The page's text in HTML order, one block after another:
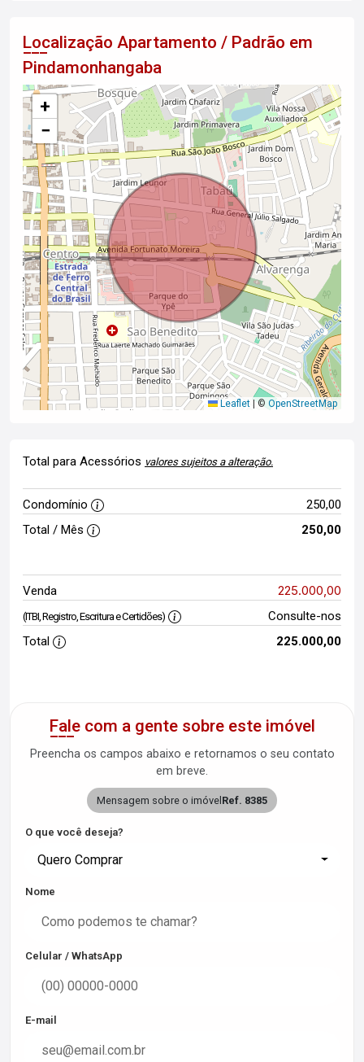
Localização Apartamento / Padrão em
Pindamonhangaba
+
−
Leaflet |© OpenStreetMap
Total para Acessórios valores sujeitos a alteração.
Condomínio
250,00
Total / Mês
250,00
Venda 225.000,00
(ITBI, Registro, Escritura e Certidões)
Consulte-nos
Total
225.000,00
Fale com a gente sobre este imóvel
Preencha os campos abaixo e retornamos o seu contato
em breve.
Mensagem sobre o imóvelRef. 8385
O que você deseja?
Quero Comprar
Nome
Celular / WhatsApp
E-mail